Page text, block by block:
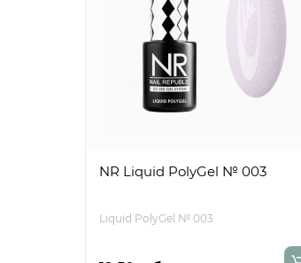
NR Liquid PolyGel № 003
Liquid PolyGel № 003